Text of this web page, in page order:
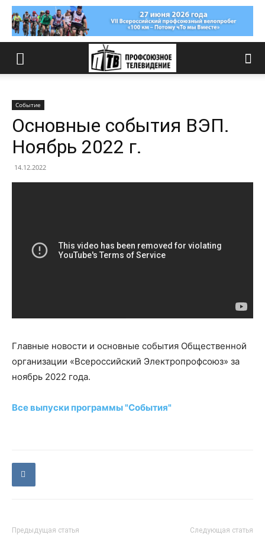
Событие
Основные события ВЭП.
Ноябрь 2022 г.
14.12.2022
Главные новости и основные события Общественной
организации «Всероссийский Электропрофсоюз» за
ноябрь 2022 года.
Все выпуски программы "События"
Предыдущая статья Следующая статья